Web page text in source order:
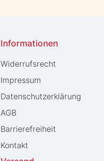
Informationen
Widerrufs­recht
Impressum
Daten­schutz­erklärung
AGB
Barrierefreiheit
Kontakt